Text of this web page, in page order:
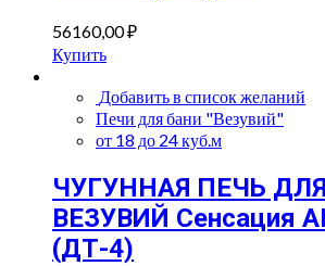
56160,00₽
Купить
Добавить в список желаний
Печи для бани "Везувий"
от 18 до 24 куб.м
ЧУГУННАЯ ПЕЧЬ
ВЕЗУВИЙ Сенсация
(ДТ-4)